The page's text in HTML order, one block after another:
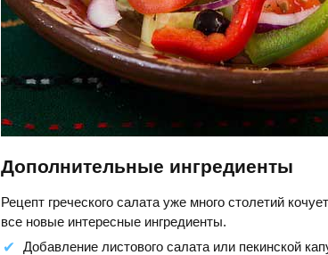
Дополнительные ингредиенты
Рецепт греческого салата уже много столетий
все новые интересные ингредиенты.
Добавление листового салата или пекинской